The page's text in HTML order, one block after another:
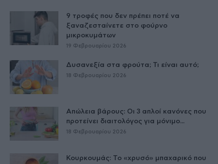
9 τροφές που δεν πρέπει ποτέ να
ξαναζεσταίνετε στο φούρνο
μικροκυμάτων
19 Φεβρουαρίου 2026
Δυσανεξία στα φρούτα; Τι είναι αυτό;
18 Φεβρουαρίου 2026
Απώλεια βάρους: Οι 3 απλοί κανόνες που
προτείνει διαιτολόγος για μόνιμο...
18 Φεβρουαρίου 2026
Κουρκουμάς: Το «χρυσό» μπαχαρικό που